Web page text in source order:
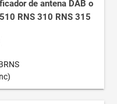
de antena DAB o
RNS 310 RNS 315